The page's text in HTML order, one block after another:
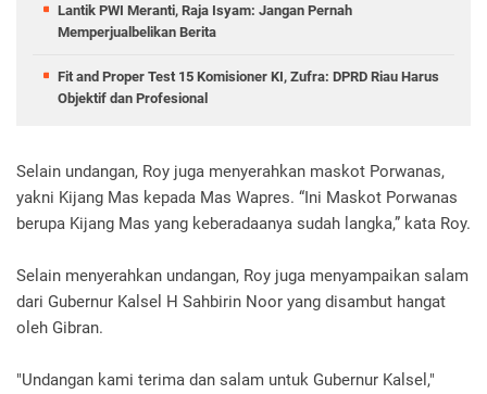
Lantik PWI Meranti, Raja Isyam: Jangan Pernah
Memperjualbelikan Berita
Fit and Proper Test 15 Komisioner KI, Zufra: DPRD Riau Harus
Objektif dan Profesional
Selain undangan, Roy juga menyerahkan maskot Porwanas,
yakni Kijang Mas kepada Mas Wapres. “Ini Maskot Porwanas
berupa Kijang Mas yang keberadaanya sudah langka,” kata Roy.
Selain menyerahkan undangan, Roy juga menyampaikan salam
dari Gubernur Kalsel H Sahbirin Noor yang disambut hangat
oleh Gibran.
"Undangan kami terima dan salam untuk Gubernur Kalsel,"